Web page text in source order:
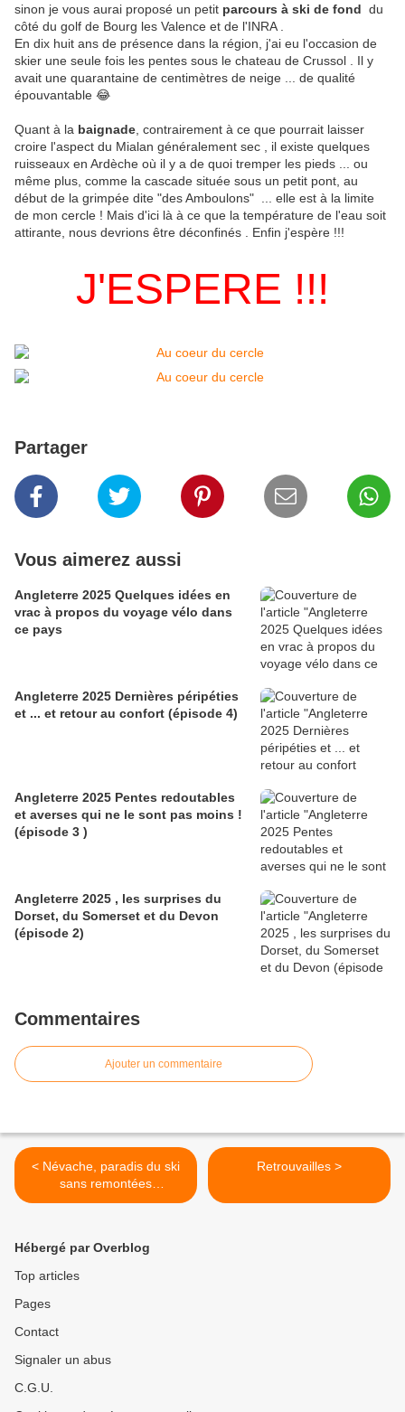
sinon je vous aurai proposé un petit parcours à ski de fond du
côté du golf de Bourg les Valence et de l'INRA .
En dix huit ans de présence dans la région, j'ai eu l'occasion de
skier une seule fois les pentes sous le chateau de Crussol . Il y
avait une quarantaine de centimètres de neige ... de qualité
épouvantable 😂
Quant à la baignade , contrairement à ce que pourrait laisser
croire l'aspect du Mialan généralement sec , il existe quelques
ruisseaux en Ardèche où il y a de quoi tremper les pieds ... ou
même plus, comme la cascade située sous un petit pont, au
début de la grimpée dite "des Amboulons" ... elle est à la limite
de mon cercle ! Mais d'ici là à ce que la température de l'eau soit
attirante, nous devrions être déconfinés . Enfin j'espère !!!
J'ESPERE !!!
Partager
Vous aimerez aussi
Angleterre 2025 Quelques idées en
vrac à propos du voyage vélo dans
ce pays
Angleterre 2025 Dernières péripéties
et ... et retour au confort (épisode 4)
Angleterre 2025 Pentes redoutables
et averses qui ne le sont pas moins !
(épisode 3 )
Angleterre 2025 , les surprises du
Dorset, du Somerset et du Devon
(épisode 2)
Commentaires
Ajouter un commentaire
< Névache, paradis du ski
sans remontées
mécaniques ! (Partie 3)
Retrouvailles >
Hébergé par Overblog
Top articles
Pages
Contact
Signaler un abus
C.G.U.